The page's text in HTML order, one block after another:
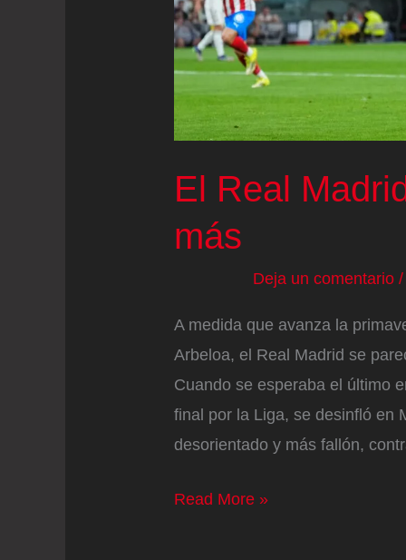
narices
El Real
más
Deja un comentario /
A medida que avanza la
Arbeloa, el Real Madrid se
Cuando se esperaba el último
final por la Liga, se desinfló en
desorientado y más fallón,
El
Read More »